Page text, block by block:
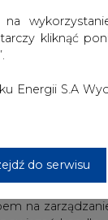
kliknąć
Energii S.A
do serwisu
CDU i
2. W
prawicy" -
przyznają, że
na